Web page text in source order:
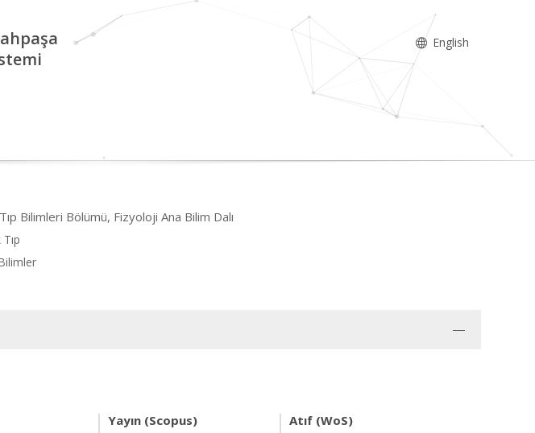
English
Bilimleri Bölümü, Fizyoloji Ana Bilim Dalı
Yayın (Scopus) Atıf (WoS)